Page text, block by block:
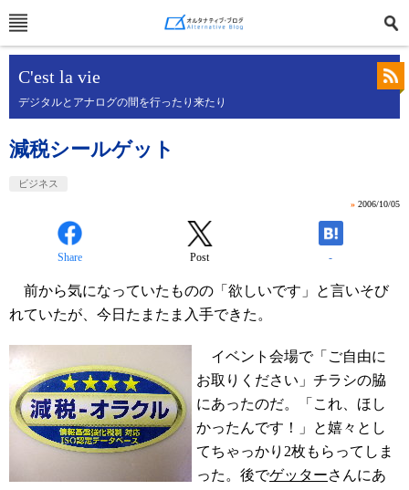
C'est la vie
デジタルとアナログの間を行ったり来たり
減税シールゲット
ビジネス
» 2006/10/05
Share Post -
前から気になっていたものの「欲しいです」と言いそび
れていたが、今日たまたま入手できた。
イベント会場で「ご自由に
お取りください」チラシの脇
にあったのだ。「これ、ほし
かったんです！」と嬉々とし
てちゃっかり2枚もらってしま
った。後でゲッターさんにあ